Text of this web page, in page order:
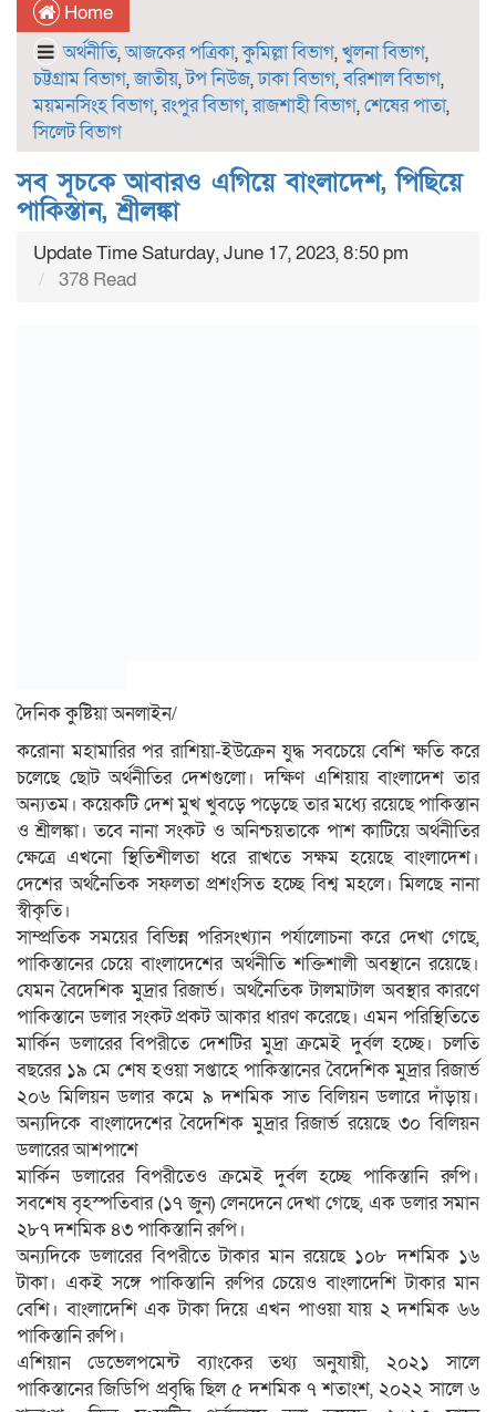
Home
অর্থনীতি,আজকের পত্রিকা,কুমিল্লা বিভাগ,খুলনা বিভাগ,
চট্টগ্রাম বিভাগ,জাতীয়,টপ নিউজ,ঢাকা বিভাগ,বরিশাল বিভাগ,
ময়মনসিংহ বিভাগ,রংপুর বিভাগ,রাজশাহী বিভাগ,শেষের পাতা,
সিলেট বিভাগ
সব সূচকে আবারও এগিয়ে বাংলাদেশ, পিছিয়ে
পাকিস্তান, শ্রীলঙ্কা
Update Time Saturday, June 17, 2023, 8:50 pm
378 Read
দৈনিক কুষ্টিয়া অনলাইন/
করোনা মহামারির পর রাশিয়া-ইউক্রেন যুদ্ধ সবচেয়ে বেশি ক্ষতি করে
চলেছে ছোট অর্থনীতির দেশগুলো। দক্ষিণ এশিয়ায় বাংলাদেশ তার
অন্যতম। কয়েকটি দেশ মুখ খুবড়ে পড়েছে তার মধ্যে রয়েছে পাকিস্তান
ও শ্রীলঙ্কা। তবে নানা সংকট ও অনিশ্চয়তাকে পাশ কাটিয়ে অর্থনীতির
ক্ষেত্রে এখনো স্থিতিশীলতা ধরে রাখতে সক্ষম হয়েছে বাংলাদেশ।
দেশের অর্থনৈতিক সফলতা প্রশংসিত হচ্ছে বিশ্ব মহলে। মিলছে নানা
স্বীকৃতি।
সাম্প্রতিক সময়ের বিভিন্ন পরিসংখ্যান পর্যালোচনা করে দেখা গেছে,
পাকিস্তানের চেয়ে বাংলাদেশের অর্থনীতি শক্তিশালী অবস্থানে রয়েছে।
যেমন বৈদেশিক মুদ্রার রিজার্ভ। অর্থনৈতিক টালমাটাল অবস্থার কারণে
পাকিস্তানে ডলার সংকট প্রকট আকার ধারণ করেছে। এমন পরিস্থিতিতে
মার্কিন ডলারের বিপরীতে দেশটির মুদ্রা ক্রমেই দুর্বল হচ্ছে। চলতি
বছরের ১৯ মে শেষ হওয়া সপ্তাহে পাকিস্তানের বৈদেশিক মুদ্রার রিজার্ভ
২০৬ মিলিয়ন ডলার কমে ৯ দশমিক সাত বিলিয়ন ডলারে দাঁড়ায়।
অন্যদিকে বাংলাদেশের বৈদেশিক মুদ্রার রিজার্ভ রয়েছে ৩০ বিলিয়ন
ডলারের আশপাশে
মার্কিন ডলারের বিপরীতেও ক্রমেই দুর্বল হচ্ছে পাকিস্তানি রুপি।
সবশেষ বৃহস্পতিবার (১৭ জুন) লেনদেনে দেখা গেছে, এক ডলার সমান
২৮৭ দশমিক ৪৩ পাকিস্তানি রুপি।
অন্যদিকে ডলারের বিপরীতে টাকার মান রয়েছে ১০৮ দশমিক ১৬
টাকা। একই সঙ্গে পাকিস্তানি রুপির চেয়েও বাংলাদেশি টাকার মান
বেশি। বাংলাদেশি এক টাকা দিয়ে এখন পাওয়া যায় ২ দশমিক ৬৬
পাকিস্তানি রুপি।
এশিয়ান ডেভেলপমেন্ট ব্যাংকের তথ্য অনুযায়ী, ২০২১ সালে
পাকিস্তানের জিডিপি প্রবৃদ্ধি ছিল ৫ দশমিক ৭ শতাংশ, ২০২২ সালে ৬